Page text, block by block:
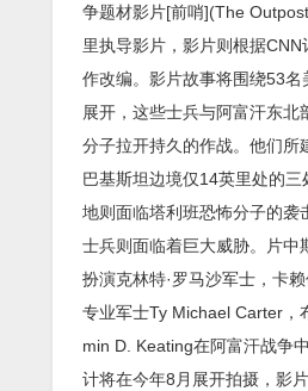
争题材影片[前哨](The
里执导影片，影片则根据
作改编。影片故事将围绕53
展开，这些士兵与阿富汗东北
分子拉开持久的作战。他们所
巴基斯坦边境仅14英里处的
地则面临塔利班恐怖分子的袭
士兵则面临着巨大威胁。片中
扮演克林特·罗马沙军士，卡
专业军士Ty Michael Carter，
min D. Keating在阿富汗战争
计将在今年8月展开拍摄，影